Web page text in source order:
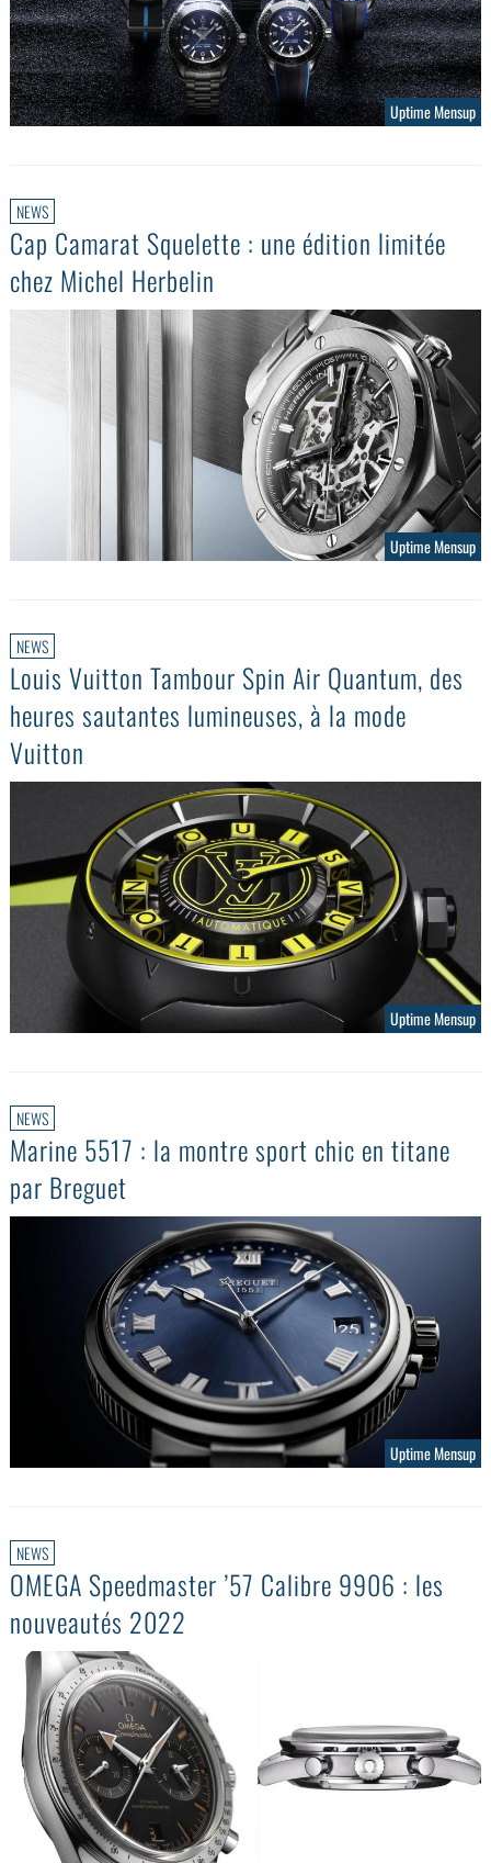
Uptime Mensup
NEWS
Cap Camarat Squelette : une édition limitée
chez Michel Herbelin
Uptime Mensup
NEWS
Louis Vuitton Tambour Spin Air Quantum, des
heures sautantes lumineuses, à la mode
Vuitton
Uptime Mensup
NEWS
Marine 5517 : la montre sport chic en titane
par Breguet
Uptime Mensup
NEWS
OMEGA Speedmaster ’57 Calibre 9906 : les
nouveautés 2022